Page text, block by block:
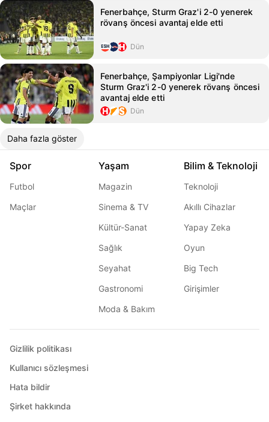
Fenerbahçe, Sturm Graz'i 2-0 yenerek
rövanş öncesi avantaj elde etti
Dün
Fenerbahçe, Şampiyonlar Ligi'nde
Sturm Graz'i 2-0 yenerek rövanş öncesi
avantaj elde etti
Dün
Daha fazla göster
Spor
Futbol
Maçlar
Yaşam
Magazin
Sinema & TV
Kültür-Sanat
Sağlık
Seyahat
Gastronomi
Moda & Bakım
Bilim & Teknoloji
Teknoloji
Akıllı Cihazlar
Yapay Zeka
Oyun
Big Tech
Girişimler
Gizlilik politikası
Kullanıcı sözleşmesi
Hata bildir
Şirket hakkında